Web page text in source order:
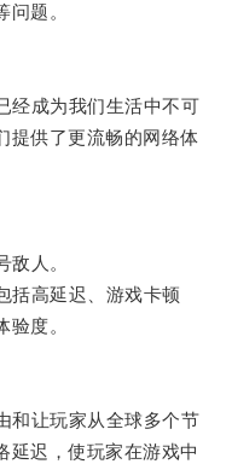
题。
成为我们生活中不可
提供了更流畅的网络体
人。
高延迟、游戏卡顿
度。
让玩家从全球多个节
延迟，使玩家在游戏中